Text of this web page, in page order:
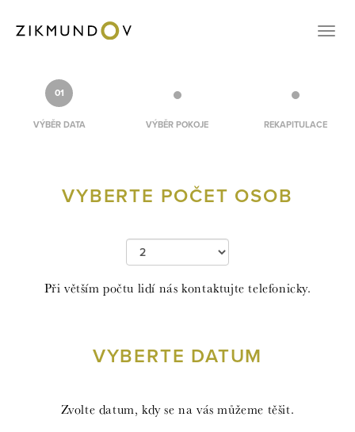
PŘIHLÁŠENÍ
01
VÝBĚR DATA VÝBĚR POKOJE REKAPITULACE
VYBERTE POČET OSOB
Při větším počtu lidí nás kontaktujte telefonicky.
VYBERTE DATUM
Zvolte datum, kdy se na vás můžeme těšit.